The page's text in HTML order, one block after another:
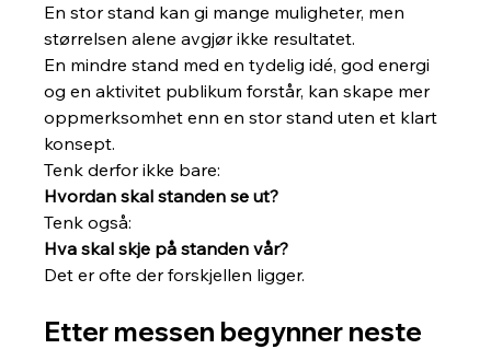
En stor stand kan gi mange muligheter, men
størrelsen alene avgjør ikke resultatet.
En mindre stand med en tydelig idé, god energi
og en aktivitet publikum forstår, kan skape mer
oppmerksomhet enn en stor stand uten et klart
konsept.
Tenk derfor ikke bare:
Hvordan skal standen se ut?
Tenk også:
Hva skal skje på standen vår?
Det er ofte der forskjellen ligger.
Etter messen begynner neste